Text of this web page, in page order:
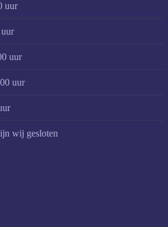
uur
uur
uur
wij gesloten